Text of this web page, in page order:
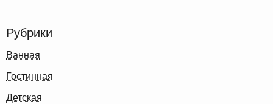
Рубрики
Ванная
Гостинная
Детская